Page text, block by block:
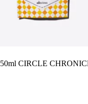
50ml CIRCLE